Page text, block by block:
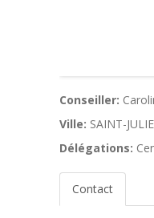
Conseiller:
Ville: SAINT-
Délégations:
Contact